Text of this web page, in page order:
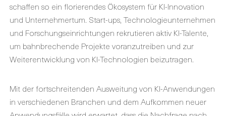
schaffen so ein florierendes Ökosystem für KI-Innovation
und Unternehmertum. Start-ups, Technologieunternehmen
und Forschungseinrichtungen rekrutieren aktiv KI-Talente,
um bahnbrechende Projekte voranzutreiben und zur
Weiterentwicklung von KI-Technologien beizutragen.
Mit der fortschreitenden Ausweitung von KI-Anwendungen
in verschiedenen Branchen und dem Aufkommen neuer